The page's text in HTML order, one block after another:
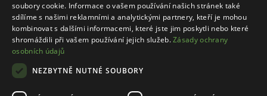
Rady
soubory cookie. Informace o vašem používání našich stránek také
sdílíme s našimi reklamními a analytickými partnery, kteří je mohou
kombinovat s dalšími informacemi, které jste jim poskytli nebo které
shromáždili při vašem používání jejich služeb.Zásady ochrany
osobních údajů
NEZBYTNĚ NUTNÉ SOUBORY